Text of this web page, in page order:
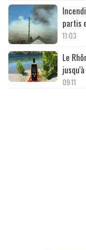
partis
11:03
Le
09:11